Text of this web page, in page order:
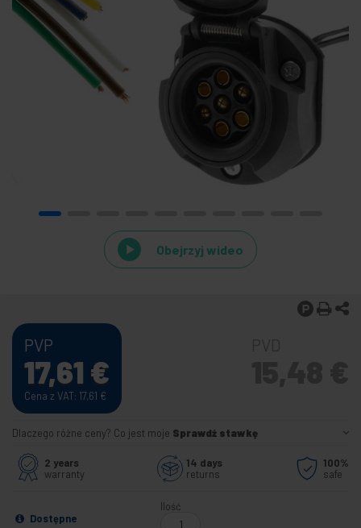
Obejrzyj wideo
PVP
17,61 €
Cena z VAT: 17,61 €
Dlaczego różne ceny? Co jest moje Sprawdź stawkę
2 years
warranty
14 days
returns
100%
safe
Dostępne
Ilość